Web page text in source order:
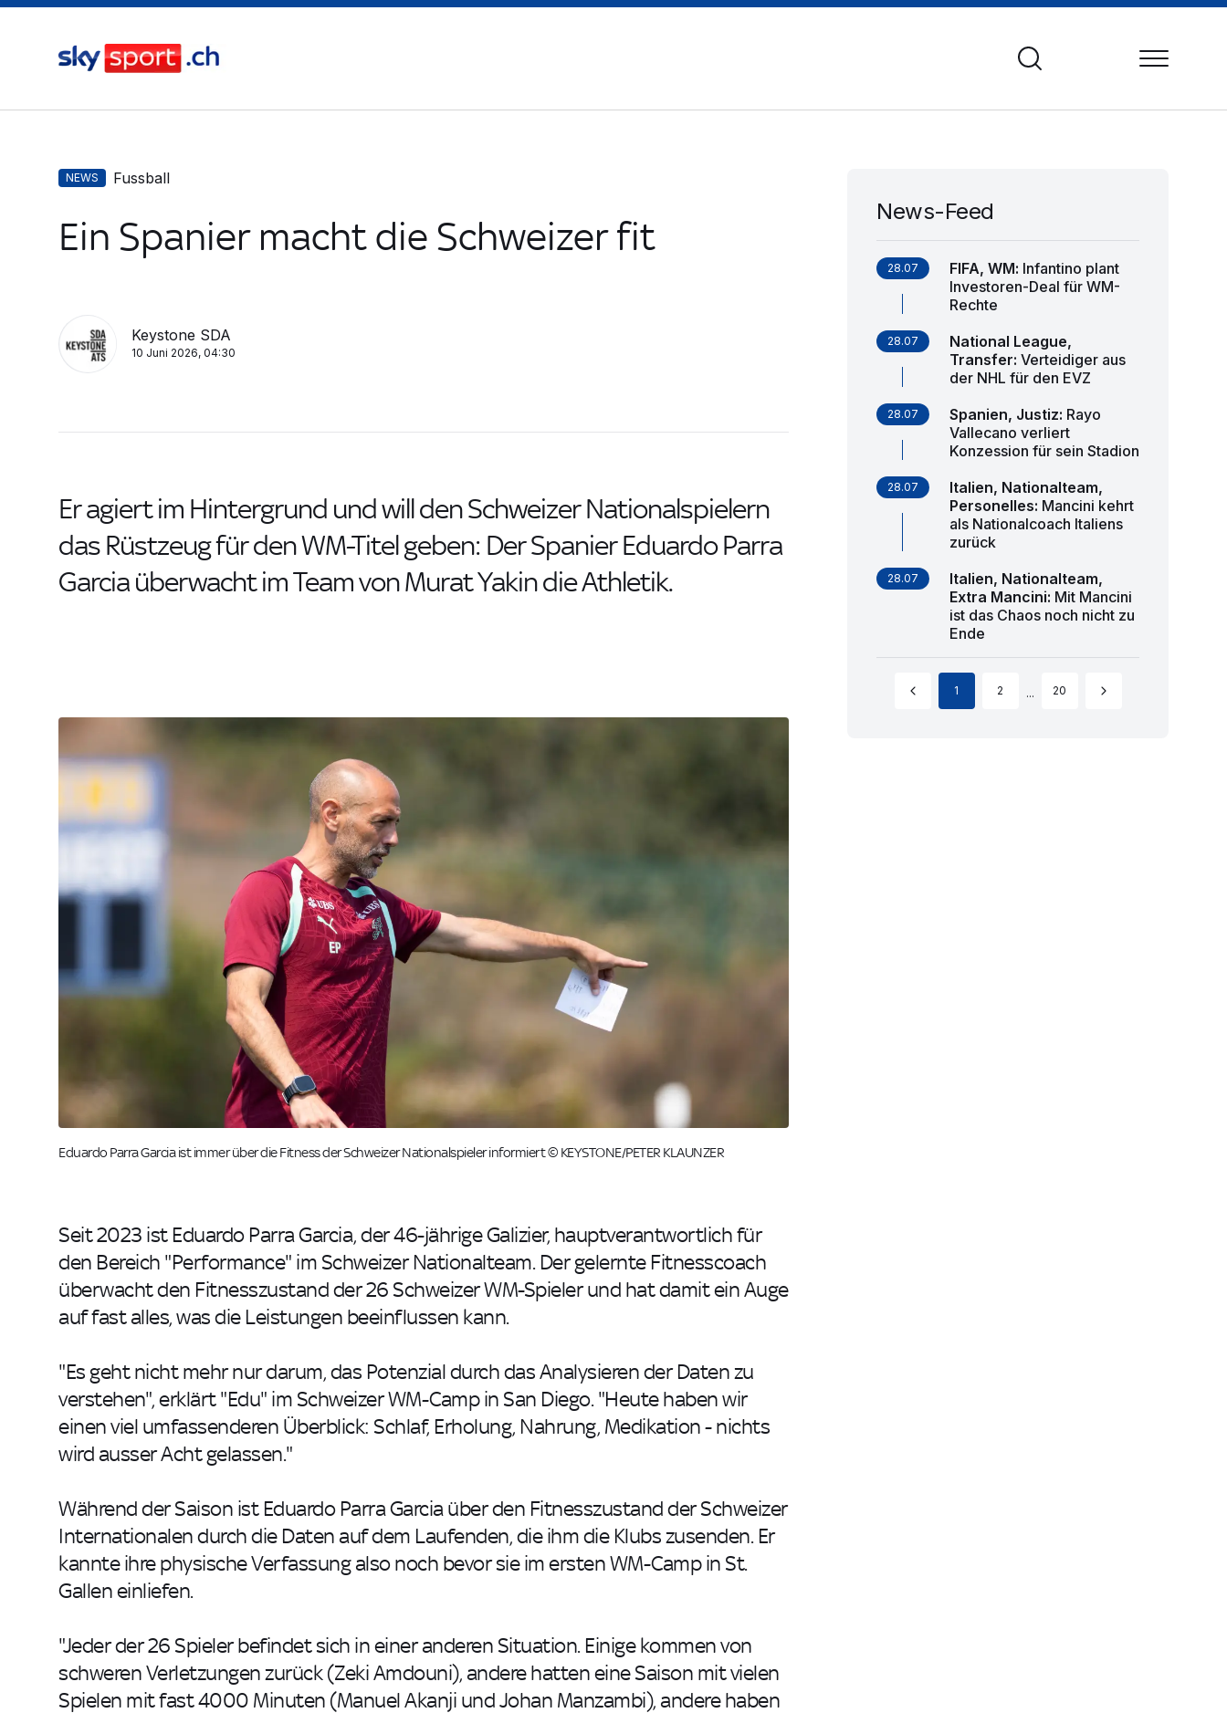
NEWS Fussball
Ein Spanier macht die Schweizer fit
Keystone SDA
10 Juni 2026, 04:30
Er agiert im Hintergrund und will den Schweizer Nationalspielern
das Rüstzeug für den WM-Titel geben: Der Spanier Eduardo Parra
Garcia überwacht im Team von Murat Yakin die Athletik.
Eduardo Parra Garcia ist immer über die Fitness der Schweizer Nationalspieler informiert © KEYSTONE/PETER KLAUNZER
Seit 2023 ist Eduardo Parra Garcia, der 46-jährige Galizier, hauptverantwortlich für
den Bereich "Performance" im Schweizer Nationalteam. Der gelernte Fitnesscoach
überwacht den Fitnesszustand der 26 Schweizer WM-Spieler und hat damit ein Auge
auf fast alles, was die Leistungen beeinflussen kann.
"Es geht nicht mehr nur darum, das Potenzial durch das Analysieren der Daten zu
verstehen", erklärt "Edu" im Schweizer WM-Camp in San Diego. "Heute haben wir
einen viel umfassenderen Überblick: Schlaf, Erholung, Nahrung, Medikation - nichts
wird ausser Acht gelassen."
Während der Saison ist Eduardo Parra Garcia über den Fitnesszustand der Schweizer
Internationalen durch die Daten auf dem Laufenden, die ihm die Klubs zusenden. Er
kannte ihre physische Verfassung also noch bevor sie im ersten WM-Camp in St.
Gallen einliefen.
"Jeder der 26 Spieler befindet sich in einer anderen Situation. Einige kommen von
schweren Verletzungen zurück (Zeki Amdouni), andere hatten eine Saison mit vielen
Spielen mit fast 4000 Minuten (Manuel Akanji und Johan Manzambi), andere haben
News-Feed
28.07 FIFA, WM: Infantino plant
Investoren-Deal für WM-
Rechte
28.07
National League,
Transfer: Verteidiger aus
der NHL für den EVZ
28.07 Spanien, Justiz: Rayo
Vallecano verliert
Konzession für sein Stadion
28.07
Italien, Nationalteam,
Personelles: Mancini kehrt
als Nationalcoach Italiens
zurück
28.07
Italien, Nationalteam,
Extra Mancini: Mit Mancini
ist das Chaos noch nicht zu
Ende
1 2 ... 20